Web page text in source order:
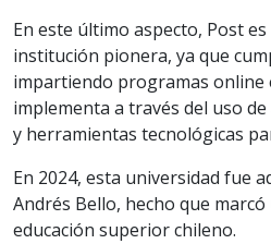
En este último aspecto, Post
institución pionera, ya que
impartiendo programas online
implementa a través del uso
y herramientas tecnológicas
En 2024, esta universidad fue
Andrés Bello, hecho que
educación superior chileno.